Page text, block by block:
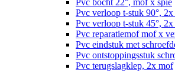
Pvc bocht 22°, mof x spie
Pvc verloop t-stuk 90°,
Pvc verloop t-stuk 45°,
Pvc reparatiemof mof x
Pvc eindstuk met
Pvc ontstoppingsstuk
Pvc terugslagklep, 2x mof